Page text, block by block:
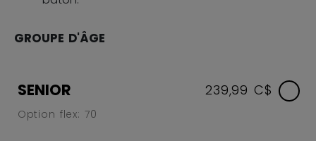
GROUPE D'ÂGE
SENIOR
Option flex: 70
239,99 C$